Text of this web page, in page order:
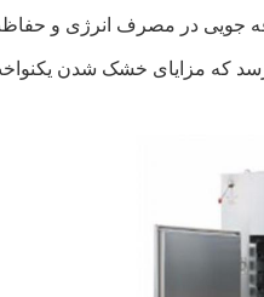
جویی در مصرف انرژی و